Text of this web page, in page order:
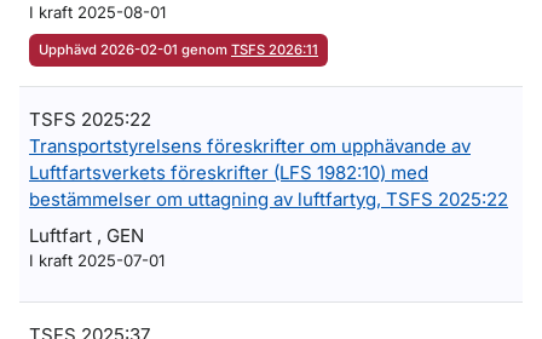
I kraft 2025-08-01
Upphävd 2026-02-01 genom TSFS 2026:11
TSFS 2025:22
Transportstyrelsens föreskrifter om upphävande av
Luftfartsverkets föreskrifter (LFS 1982:10) med
bestämmelser om uttagning av luftfartyg, TSFS 2025:22
Luftfart , GEN
I kraft 2025-07-01